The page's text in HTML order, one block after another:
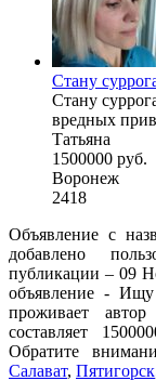
Стану
Стану
вредных
Татьяна
1500000 руб.
Воронеж
2418
Объявление с
добавлено
публикации – 09
объявление -
проживает
составляет
Обратите
Салават, Пятигорск